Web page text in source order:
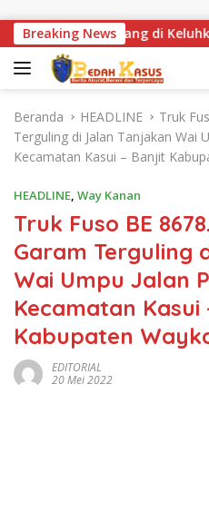
Breaking News
Km 1 Basarang di Keluhkan
Beranda HEADLINE
Truk
Terguling di Jalan Tanjakan Wai
Kecamatan Kasui – Banjit
HEADLINE, Way Kanan
Truk Fuso BE
Garam Terguling
Wai Umpu Jalan
Kecamatan Kasui
Kabupaten
EDITORIAL
20 Mei 2022